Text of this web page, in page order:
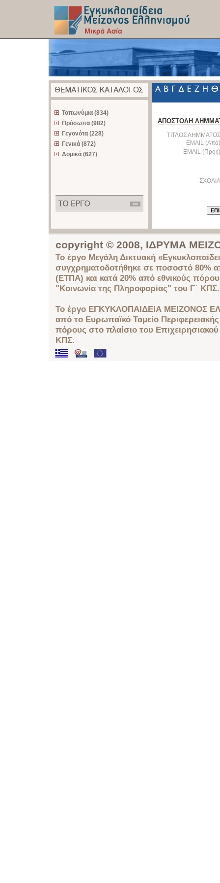
Τοπωνύμια (834)
Πρόσωπα (982)
Γεγονότα (228)
Γενικά (872)
Δομικά (627)
ΑΠΟΣΤΟΛΗ
ΤΙΤΛΟΣ
EMAIL
EMAIL
copyright © 2008, ΙΔΡΥΜΑ
Το έργο Μεγάλη Δικτυακή
συγχρηματοδοτήθηκε σε ποσοστό 80%
(ΕΤΠΑ) και κατά 20% από εθνικούς
"Κοινωνία της Πληροφορίας" του Γ΄ ΚΠΣ.
Το έργο ΕΓΚΥΚΛΟΠΑΙΔΕΙΑ ΜΕΙΖΟΝΟΣ
από το Ευρωπαϊκό Ταμείο
πόρους στο πλαίσιο του
ΚΠΣ.